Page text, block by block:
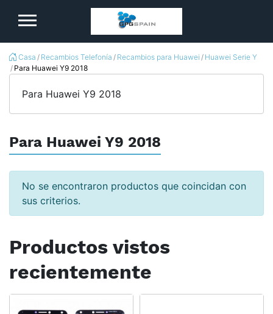
Casa Recambios Telefonía Recambios para Huawei
Huawei Serie Y
Para Huawei Y9 2018
Para Huawei Y9 2018
Para Huawei Y9 2018
No se encontraron productos que coincidan con
sus criterios.
Productos vistos
recientemente